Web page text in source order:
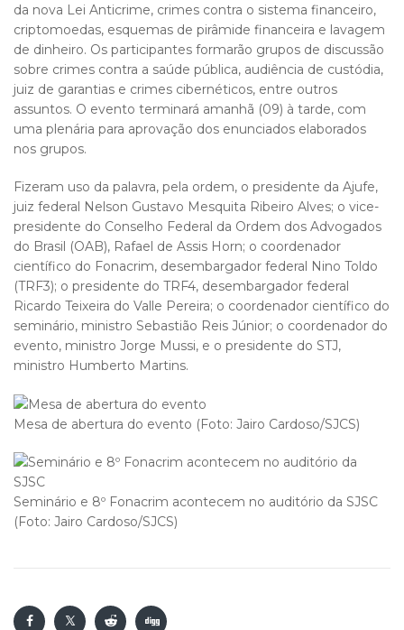
da nova Lei Anticrime, crimes contra o sistema financeiro,
criptomoedas, esquemas de pirâmide financeira e lavagem
de dinheiro. Os participantes formarão grupos de discussão
sobre crimes contra a saúde pública, audiência de custódia,
juiz de garantias e crimes cibernéticos, entre outros
assuntos. O evento terminará amanhã (09) à tarde, com
uma plenária para aprovação dos enunciados elaborados
nos grupos.
Fizeram uso da palavra, pela ordem, o presidente da Ajufe,
juiz federal Nelson Gustavo Mesquita Ribeiro Alves; o vice-
presidente do Conselho Federal da Ordem dos Advogados
do Brasil (OAB), Rafael de Assis Horn; o coordenador
científico do Fonacrim, desembargador federal Nino Toldo
(TRF3); o presidente do TRF4, desembargador federal
Ricardo Teixeira do Valle Pereira; o coordenador científico do
seminário, ministro Sebastião Reis Júnior; o coordenador do
evento, ministro Jorge Mussi, e o presidente do STJ,
ministro Humberto Martins.
Mesa de abertura do evento (Foto: Jairo Cardoso/SJCS)
Seminário e 8º Fonacrim acontecem no auditório da SJSC
(Foto: Jairo Cardoso/SJCS)